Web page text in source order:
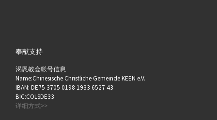
奉献支持
渴恩教会帐号信息
Name:Chinesische Christliche Gemeinde KEEN e.V.
IBAN: DE75 3705 0198 1933 6527 43
BIC:COLSDE33
详细方式>>